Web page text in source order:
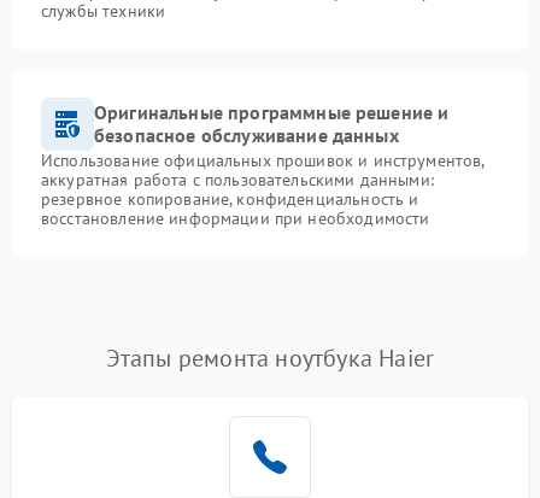
службы техники
Оригинальные программные решение и
безопасное обслуживание данных
Использование официальных прошивок и инструментов,
аккуратная работа с пользовательскими данными:
резервное копирование, конфиденциальность и
восстановление информации при необходимости
Этапы ремонта ноутбука Haier